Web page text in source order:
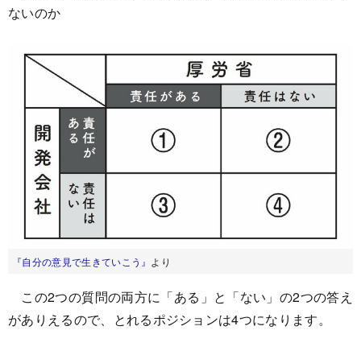
ないのか
『自分の意見で生きていこう』 より
この2つの質問の両方に「ある」と「ない」の2つの答え
がありえるので、とれるポジションは4つになります。